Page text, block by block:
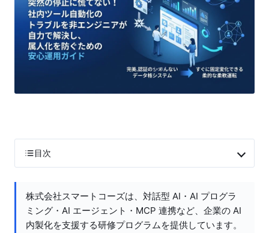
目次
株式会社スマートコーズは、対話型 AI・AI プログラ
ミング・AI エージェント・MCP 連携など、企業の AI
内製化を支援する研修プログラムを提供しています。